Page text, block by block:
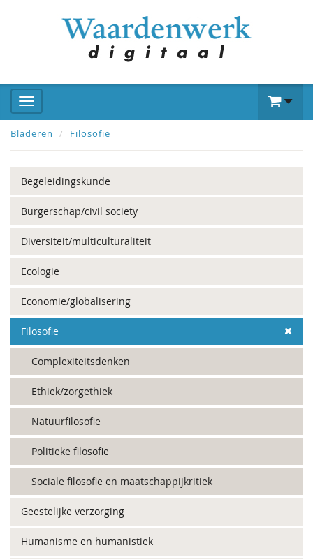
Bladeren Filosofie
Begeleidingskunde
Burgerschap/civil society
Diversiteit/multiculturaliteit
Ecologie
Economie/globalisering
Filosofie
Complexiteitsdenken
Ethiek/zorgethiek
Natuurfilosofie
Politieke filosofie
Sociale filosofie en maatschappijkritiek
Geestelijke verzorging
Humanisme en humanistiek